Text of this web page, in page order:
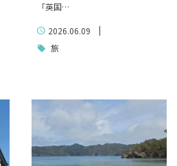
「英国…
2026.06.09
|
旅